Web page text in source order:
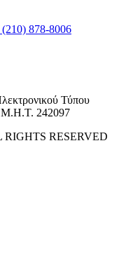
878-8006
Τύπου
Μ.Η.Τ. 242097
RESERVED